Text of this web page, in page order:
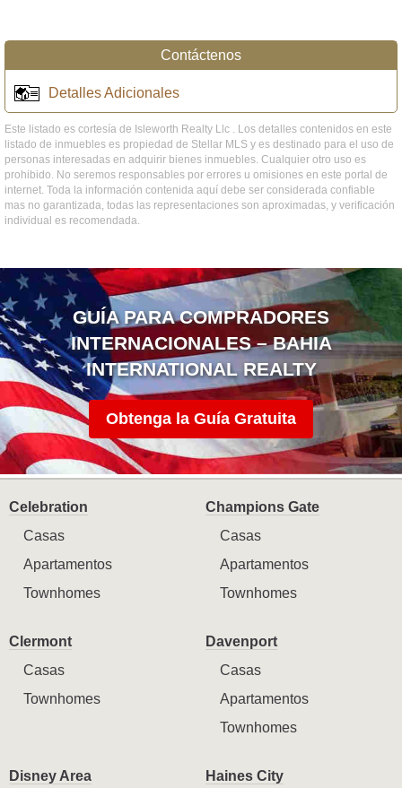
Contáctenos
Detalles Adicionales
Este listado es cortesía de Isleworth Realty Llc . Los detalles contenidos en este
listado de inmuebles es propiedad de Stellar MLS y es destinado para el uso de
personas interesadas en adquirir bienes inmuebles. Cualquier otro uso es
prohibido. No seremos responsables por errores u omisiones en este portal de
internet. Toda la información contenida aquí debe ser considerada confiable
mas no garantizada, todas las representaciones son aproximadas, y verificación
individual es recomendada.
GUÍA PARA COMPRADORES
INTERNACIONALES – BAHIA
INTERNATIONAL REALTY
Obtenga la Guía Gratuita
Celebration
Casas
Apartamentos
Townhomes
Champions Gate
Casas
Apartamentos
Townhomes
Clermont
Casas
Townhomes
Davenport
Casas
Apartamentos
Townhomes
Disney Area
Haines City